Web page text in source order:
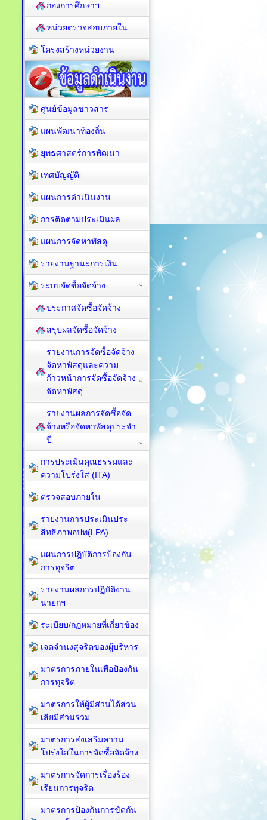
กองการศึกษาฯ
หน่วยตรวจสอบภายใน
โครงสร้างหน่วยงาน
ศูนย์ข้อมูลข่าวสาร
แผนพัฒนาท้องถิ่น
ยุทธศาสตร์การพัฒนา
เทศบัญญัติ
แผนการดำเนินงาน
การติดตามประเมินผล
แผนการจัดหาพัสดุ
รายงานฐานะการเงิน
ระบบจัดซื้อจัดจ้าง
ประกาศจัดซื้อจัดจ้าง
สรุปผลจัดซื้อจัดจ้าง
รายงานการจัดซื้อจัดจ้าง
จัดหาพัสดุและความ
ก้าวหน้าการจัดซื้อจัดจ้าง
จัดหาพัสดุ
รายงานผลการจัดซื้อจัด
จ้างหรือจัดหาพัสดุประจำ
ปี
การประเมินคุณธรรมและ
ความโปร่งใส (ITA)
ตรวจสอบภายใน
รายงานการประเมินประ
สิทธิภาพอปท(LPA)
แผนการปฎิบัติการป้องกัน
การทุจริต
รายงานผลการปฏิบัติงาน
นายกฯ
ระเบียบ/กฏหมายที่เกี่ยวข้อง
เจตจำนงสุจริตของผู้บริหาร
มาตรการภายในเพื่อป้องกัน
การทุจริต​
มาตรการให้ผู้มีส่วนได้ส่วน
เสียมีส่วนร่วม
มาตรการส่งเสริมความ
โปร่งใสในการจัดซื้อจัดจ้าง
มาตรการจัดการเรื่องร้อง
เรียนการทุจริต
มาตรการป้องกันการขัดกัน